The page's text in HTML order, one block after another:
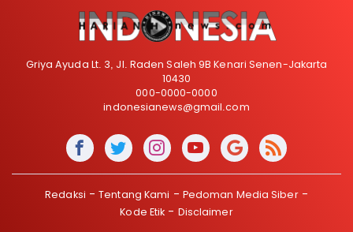
Griya Ayuda Lt. 3, Jl. Raden Saleh 9B Kenari Senen-Jakarta
10430
000-0000-0000
indonesianews@gmail.com
Redaksi Tentang Kami
Pedoman Media Siber
Kode Etik
Disclaimer